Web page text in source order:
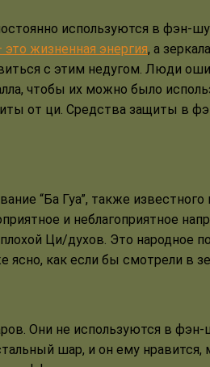
используются в фэн-
жизненная энергия, а
с этим недугом. Люди
чтобы их можно было
от ци. Средства защиты в
“Ба Гуа”, также известного
и неблагоприятное
Ци/духов. Это народное
как если бы смотрели в
Они не используются в
шар, и он ему